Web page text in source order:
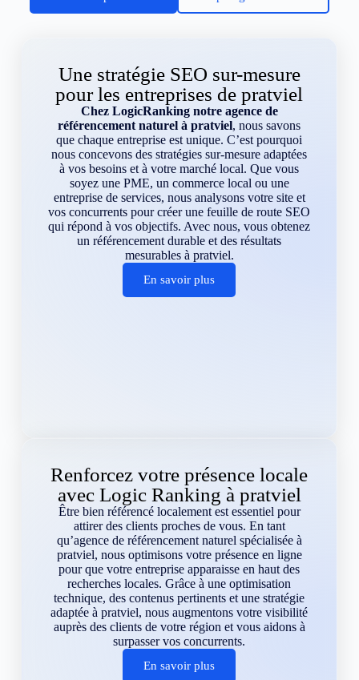
Une stratégie SEO sur-mesure
pour les entreprises de pratviel
Chez LogicRanking notre agence de
référencement naturel à pratviel, nous savons
que chaque entreprise est unique. C’est pourquoi
nous concevons des stratégies sur-mesure adaptées
à vos besoins et à votre marché local. Que vous
soyez une PME, un commerce local ou une
entreprise de services, nous analysons votre site et
vos concurrents pour créer une feuille de route SEO
qui répond à vos objectifs. Avec nous, vous obtenez
un référencement durable et des résultats
mesurables à pratviel.
En savoir plus
Renforcez votre présence locale
avec Logic Ranking à pratviel
Être bien référencé localement est essentiel pour
attirer des clients proches de vous. En tant
qu’agence de référencement naturel spécialisée à
pratviel, nous optimisons votre présence en ligne
pour que votre entreprise apparaisse en haut des
recherches locales. Grâce à une optimisation
technique, des contenus pertinents et une stratégie
adaptée à pratviel, nous augmentons votre visibilité
auprès des clients de votre région et vous aidons à
surpasser vos concurrents.
En savoir plus